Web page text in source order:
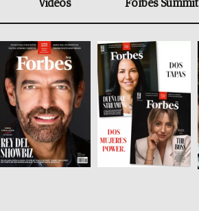
Videos Forbes Summit